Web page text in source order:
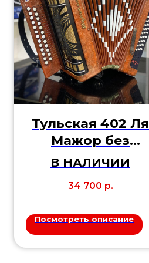
Тульская 402 Ля
Мажор без
регистров
В НАЛИЧИИ
34 700 р.
Посмотреть описание